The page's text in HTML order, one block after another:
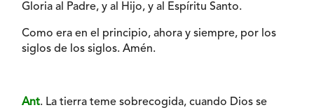
Gloria al Padre, y al Hijo, y al Espíritu Santo.
Como era en el principio, ahora y siempre, por los
siglos de los siglos. Amén.
Ant. La tierra teme sobrecogida, cuando Dios se